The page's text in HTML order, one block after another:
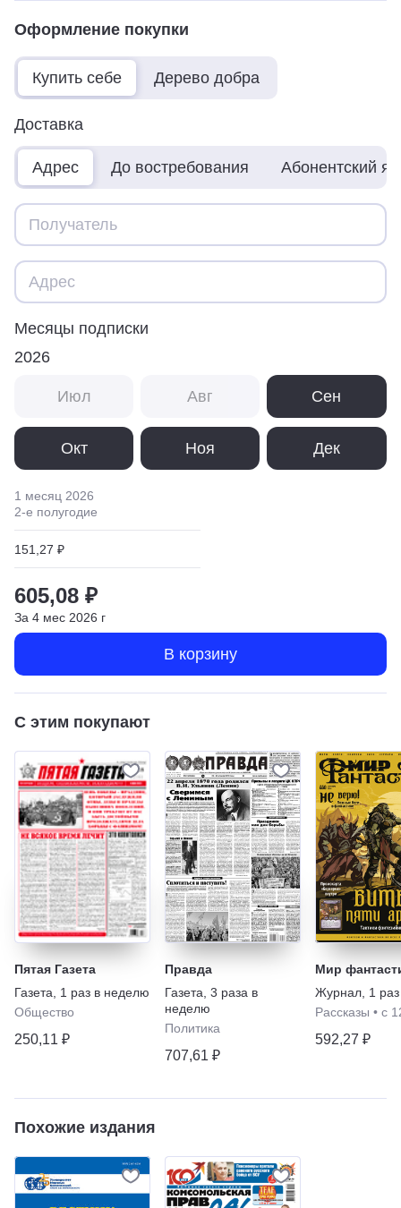
Оформление покупки
Купить себе Дерево добра
Доставка
Адрес До востребования Абонентский
Месяцы подписки
2026
Июл Авг Сен
Окт Ноя Дек
1 месяц 2026
2-е полугодие
151,27 ₽
605,08 ₽
За 4 мес 2026 г
В корзину
С этим покупают
Пятая Газета
Газета
1 раз в неделю
Общество
250,11 ₽
Правда
Газета 3 раза в
неделю
Политика
707,61 ₽
Мир
Журнал 1
Рассказы • с
592,27 ₽
Похожие издания